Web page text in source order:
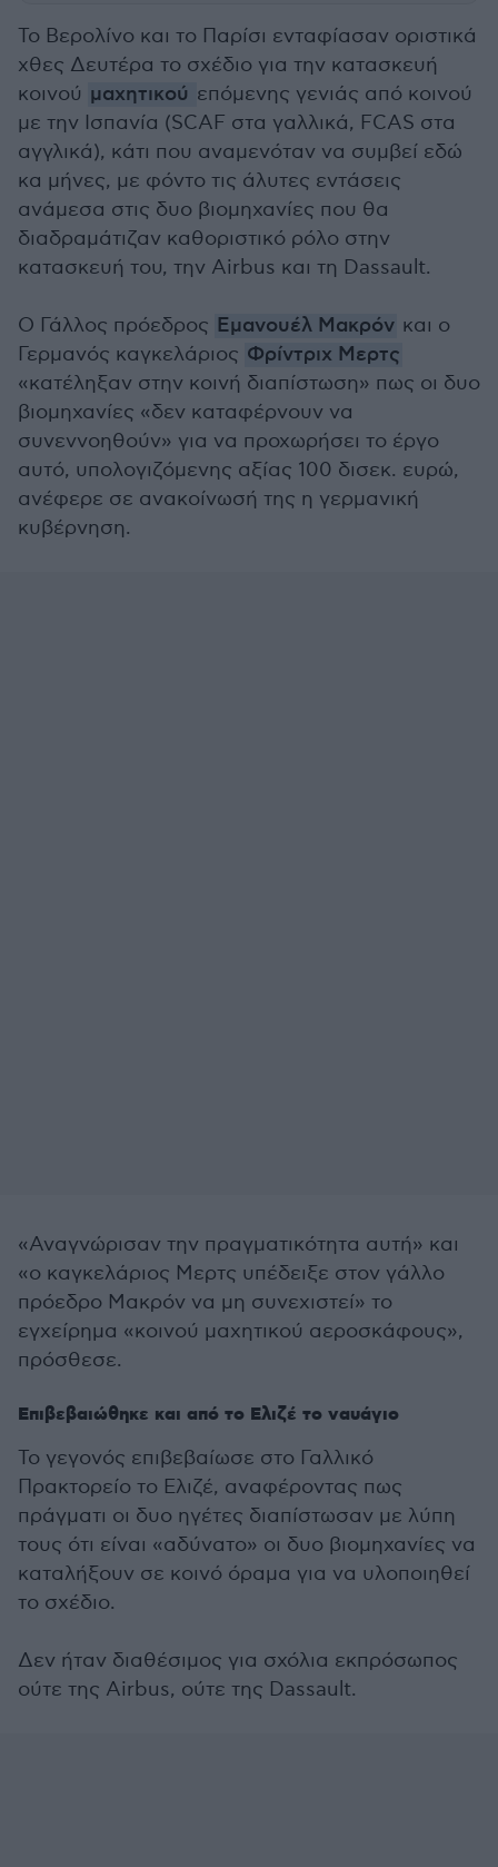
Το Βερολίνο και το Παρίσι ενταφίασαν οριστικά
χθες Δευτέρα το σχέδιο για την κατασκευή
κοινού μαχητικού επόμενης γενιάς από κοινού
με την Ισπανία (SCAF στα γαλλικά, FCAS στα
αγγλικά), κάτι που αναμενόταν να συμβεί εδώ
κα μήνες, με φόντο τις άλυτες εντάσεις
ανάμεσα στις δυο βιομηχανίες που θα
διαδραμάτιζαν καθοριστικό ρόλο στην
κατασκευή του, την Airbus και τη Dassault.
Ο Γάλλος πρόεδρος Εμανουέλ Μακρόν και ο
Γερμανός καγκελάριος Φρίντριχ Μερτς
«κατέληξαν στην κοινή διαπίστωση» πως οι δυο
βιομηχανίες «δεν καταφέρνουν να
συνεννοηθούν» για να προχωρήσει το έργο
αυτό, υπολογιζόμενης αξίας 100 δισεκ. ευρώ,
ανέφερε σε ανακοίνωσή της η γερμανική
κυβέρνηση.
«Αναγνώρισαν την πραγματικότητα αυτή» και
«ο καγκελάριος Μερτς υπέδειξε στον γάλλο
πρόεδρο Μακρόν να μη συνεχιστεί» το
εγχείρημα «κοινού μαχητικού αεροσκάφους»,
πρόσθεσε.
Επιβεβαιώθηκε και από το Ελιζέ το ναυάγιο
Το γεγονός επιβεβαίωσε στο Γαλλικό
Πρακτορείο το Ελιζέ, αναφέροντας πως
πράγματι οι δυο ηγέτες διαπίστωσαν με λύπη
τους ότι είναι «αδύνατο» οι δυο βιομηχανίες να
καταλήξουν σε κοινό όραμα για να υλοποιηθεί
το σχέδιο.
Δεν ήταν διαθέσιμος για σχόλια εκπρόσωπος
ούτε της Airbus, ούτε της Dassault.